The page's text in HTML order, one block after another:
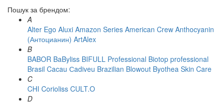
Пошук за брендом:
A
Alter Ego Aluxi Amazon Series American Crew Anthocyanin
(Антоцианин) ArtAlex
B
BABOR BaByliss BIFULL Professional Biotop professional
Brasil Cacau Сadiveu Brazilian Blowout Byothea Skin Care
C
CHI Corioliss CULT.O
D